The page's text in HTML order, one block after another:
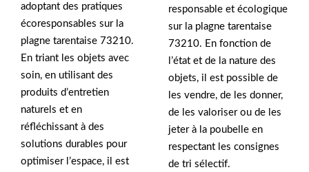
adoptant des pratiques
écoresponsables sur la
plagne tarentaise 73210.
En triant les objets avec
soin, en utilisant des
produits d’entretien
naturels et en
réfléchissant à des
solutions durables pour
optimiser l’espace, il est
responsable et écologique
sur la plagne tarentaise
73210. En fonction de
l’état et de la nature des
objets, il est possible de
les vendre, de les donner,
de les valoriser ou de les
jeter à la poubelle en
respectant les consignes
de tri sélectif.